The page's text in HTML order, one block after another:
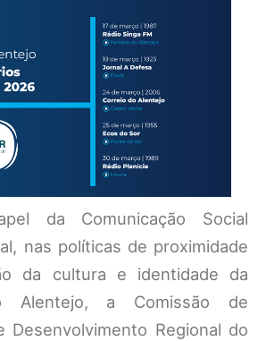
da Comunicação Social
nas políticas de proximidade
da cultura e identidade da
Alentejo, a Comissão de
Desenvolvimento Regional do